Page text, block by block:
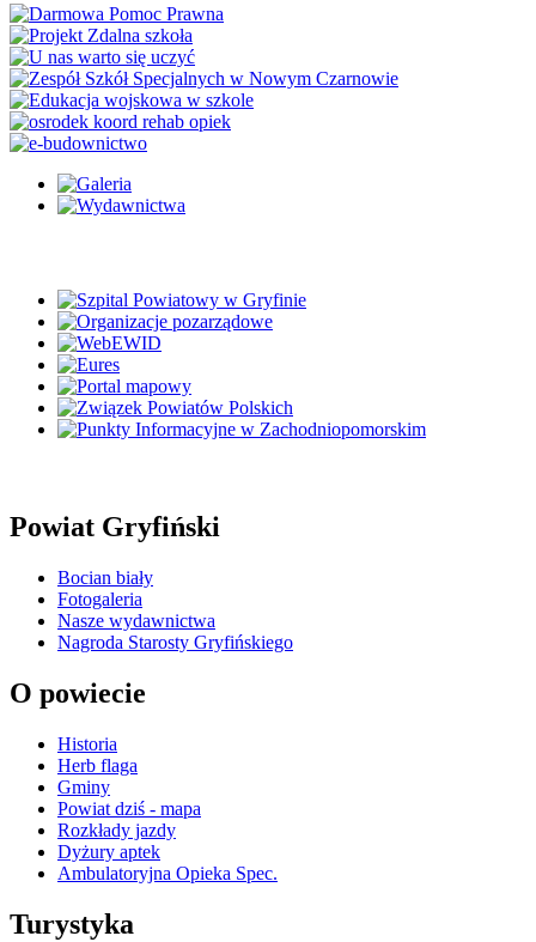
Powiat Gryfiński
Bocian biały
Fotogaleria
Nasze wydawnictwa
Nagroda Starosty Gryfińskiego
O powiecie
Historia
Herb flaga
Gminy
Powiat dziś - mapa
Rozkłady jazdy
Dyżury aptek
Ambulatoryjna Opieka Spec.
Turystyka